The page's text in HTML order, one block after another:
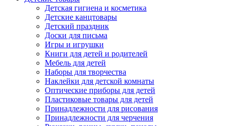
Детская гигиена и косметика
Детские канцтовары
Детский праздник
Доски для письма
Игры и игрушки
Книги для детей и родителей
Мебель для детей
Наборы для творчества
Наклейки для детской комнаты
Оптические приборы для детей
Пластиковые товары для детей
Принадлежности для рисования
Принадлежности для черчения